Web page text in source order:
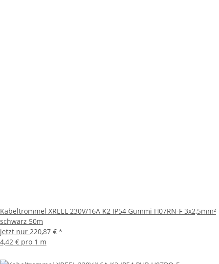
Kabeltrommel XREEL 230V/16A K2 IP54 Gummi H07RN-F 3x2,5mm²
schwarz 50m
jetzt nur 220,87 € *
4,42 € pro 1 m